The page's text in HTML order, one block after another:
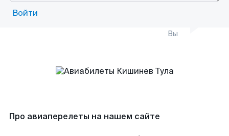
Войти
Вы
Про авиаперелеты на нашем сайте